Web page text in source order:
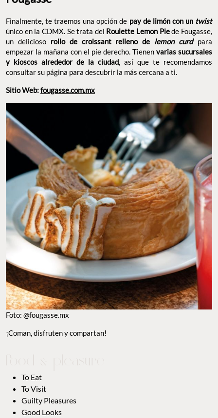
Finalmente, te traemos una opción de pay de limón con un twist
único en la CDMX. Se trata del Roulette Lemon Piede Fougasse,
un deliciosorollo de croissant relleno de lemon curd para
empezar la mañana con el pie derecho. Tienen varias sucursales
y kioscos alrededor de la ciudad, así que te recomendamos
consultar su página para descubrir la más cercana a ti.
Sitio Web:fougasse.com.mx
Foto: @fougasse.mx
¡Coman, disfruten y compartan!
To Eat
To Visit
Guilty Pleasures
Good Looks